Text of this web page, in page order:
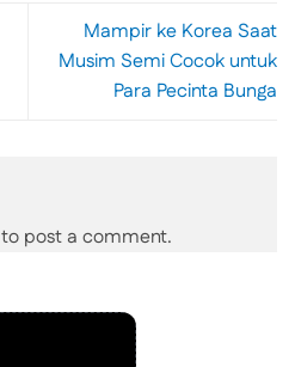
Mampir ke Korea Saat
Musim Semi Cocok untuk
Para Pecinta Bunga
to post a comment.